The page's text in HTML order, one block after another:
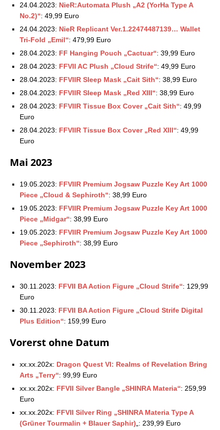
24.04.2023: NieR:Automata Plush „A2 (YorHa Type A
No.2)“: 49,99 Euro
24.04.2023: NieR Replicant Ver.1.22474487139… Wallet
Tri-Fold „Emil“: 479,99 Euro
28.04.2023: FF Hanging Pouch „Cactuar“: 39,99 Euro
28.04.2023: FFVII AC Plush „Cloud Strife“: 49,99 Euro
28.04.2023: FFVIIR Sleep Mask „Cait Sith“: 38,99 Euro
28.04.2023: FFVIIR Sleep Mask „Red XIII“: 38,99 Euro
28.04.2023: FFVIIR Tissue Box Cover „Cait Sith“: 49,99
Euro
28.04.2023: FFVIIR Tissue Box Cover „Red XIII“: 49,99
Euro
Mai 2023
19.05.2023: FFVIIR Premium Jogsaw Puzzle Key Art 1000
Piece „Cloud & Sephiroth“: 38,99 Euro
19.05.2023: FFVIIR Premium Jogsaw Puzzle Key Art 1000
Piece „Midgar“: 38,99 Euro
19.05.2023: FFVIIR Premium Jogsaw Puzzle Key Art 1000
Piece „Sephiroth“: 38,99 Euro
November 2023
30.11.2023: FFVII BA Action Figure „Cloud Strife“: 129,99
Euro
30.11.2023: FFVII BA Action Figure „Cloud Strife Digital
Plus Edition“: 159,99 Euro
Vorerst ohne Datum
xx.xx.202x: Dragon Quest VI: Realms of Revelation Bring
Arts „Terry“: 99,99 Euro
xx.xx.202x: FFVII Silver Bangle „SHINRA Materia“: 259,99
Euro
xx.xx.202x: FFVII Silver Ring „SHINRA Materia Type A
(Grüner Tourmalin + Blauer Saphir) „: 239,99 Euro